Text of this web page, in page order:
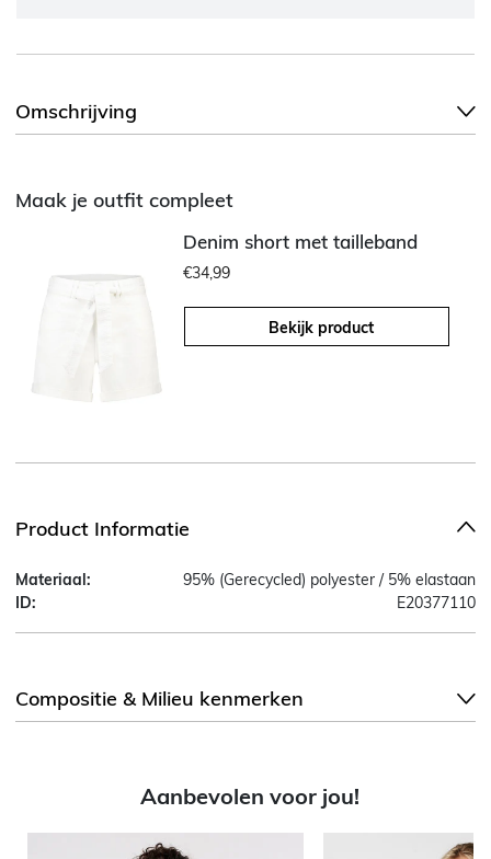
Omschrijving
Maak je outfit compleet
Denim short met tailleband
€34,99
Bekijk product
Product Informatie
Materiaal:
95% (Gerecycled) polyester / 5% elastaan
ID:
E20377110
Compositie & Milieu kenmerken
Aanbevolen voor jou!